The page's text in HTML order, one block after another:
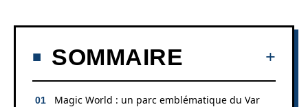
SOMMAIRE
Magic World : un parc emblématique du Var